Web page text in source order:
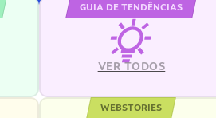
GUIA DE TENDÊNCIAS
VER TODOS
WEBSTORIES